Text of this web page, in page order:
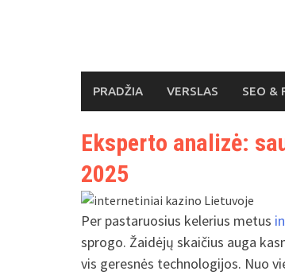
PRADŽIA VERSLAS SEO &
Eksperto analizė:
2025
Per pastaruosius kelerius metus
sprogo. Žaidėjų skaičius auga
vis geresnės technologijos. Nuo